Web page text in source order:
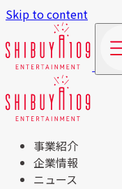
Skip to content
事業紹介
企業情報
ニュース